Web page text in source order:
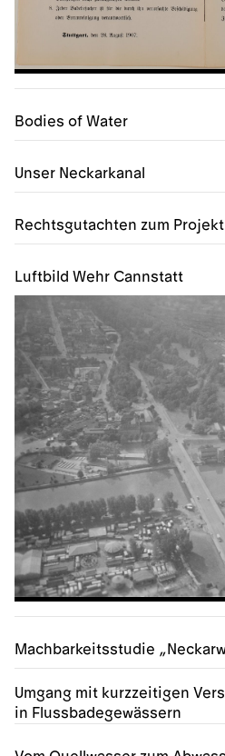
Bodies of Water
Unser Neckarkanal
Rechtsgutachten zum
Luftbild Wehr Cannstatt
Machbarkeitsstudie
Umgang mit kurzzeitigen
in Flussbadegewässern